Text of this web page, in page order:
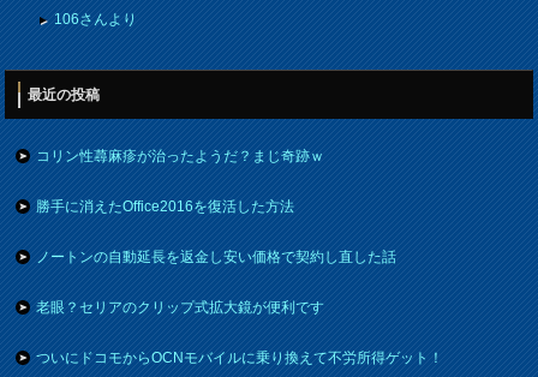
106さんより
最近の投稿
コリン性蕁麻疹が治ったようだ？まじ奇跡ｗ
勝手に消えたOffice2016を復活した方法
ノートンの自動延長を返金し安い価格で契約し直した話
老眼？セリアのクリップ式拡大鏡が便利です
ついにドコモからOCNモバイルに乗り換えて不労所得ゲット！